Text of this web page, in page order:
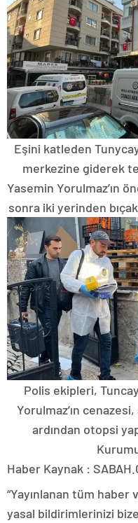
Eşini katleden
merkezine giderek
Yasemin Yorulmaz’ın
sonra iki yerinden
Polis ekipleri, Tuncay
Yorulmaz’ın
ardından otopsi
Haber Kaynak :
“Yayınlanan tüm
yasal bildirimlerinizi